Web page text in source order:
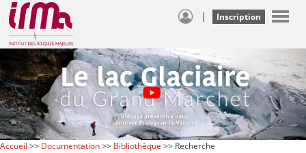
| Inscription
Accueil >> Documentation>> Bibliothèque >> Recherche